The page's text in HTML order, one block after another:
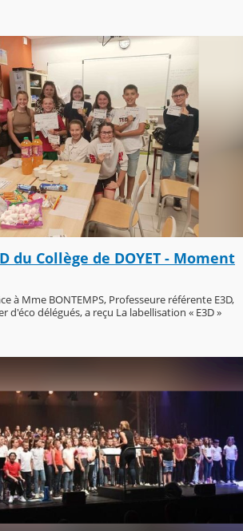
du Collège de DOYET - Moment
à Mme BONTEMPS, Professeure référente E3D,
d'éco délégués, a reçu La labellisation « E3D »